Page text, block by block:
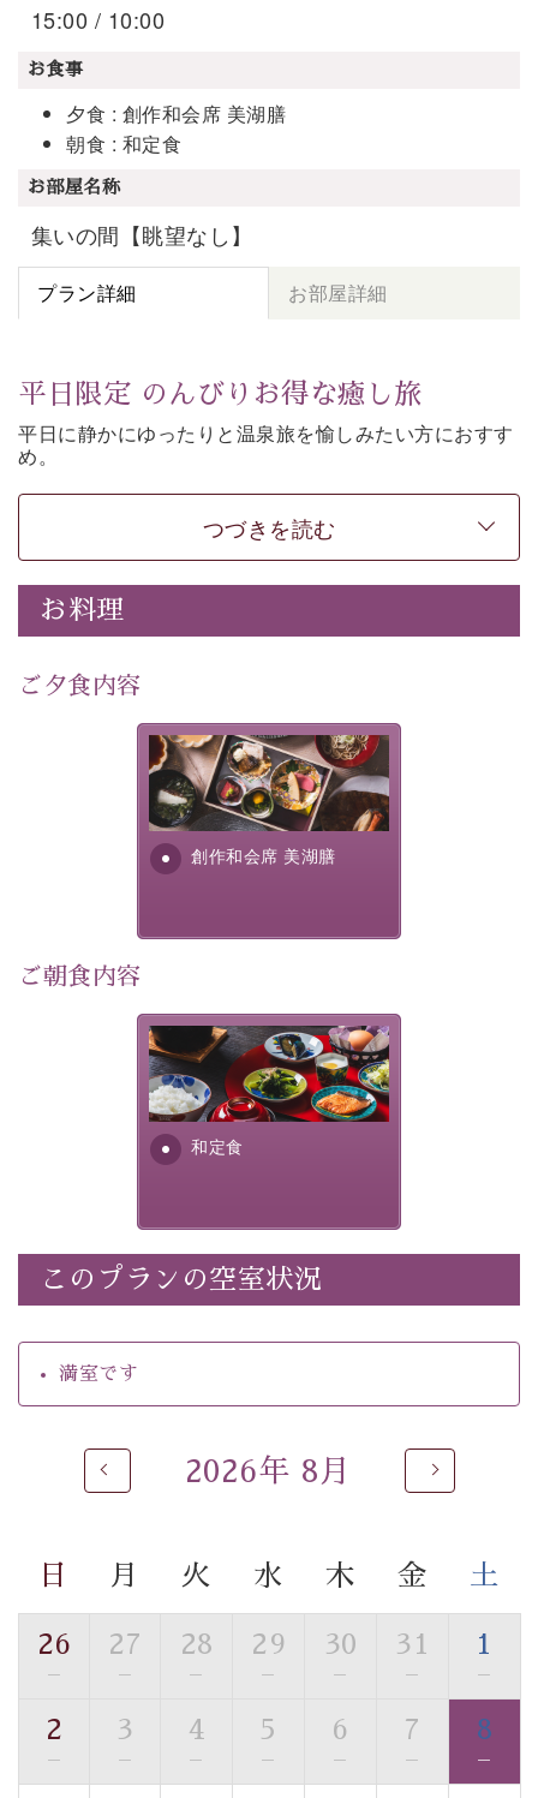
15:00 / 10:00
お食事
夕食 : 創作和会席 美湖膳
朝食 : 和定食
お部屋名称
集いの間【眺望なし】
プラン詳細 お部屋詳細
平日限定 のんびりお得な癒し旅
平日に静かにゆったりと温泉旅を愉しみたい方におすす
め。
い。
どなたでもお得にご予約できます。
-----------【安心への取り組み】----------
個室料亭、貸切風呂のご利用が可能な上、 安心安全にご
滞在いただけるよう
徹底した衛生管理を行っております。
---------------------------------------------
【公式限定価格】 通常料金よりお一人様1100円引き
・朝夕個室料亭で個室食
・館内着をご用意
・就寝用パジャマをご用意
・館内フリーWi-Fi
・チェックイン15時、チェックアウト10時
・朝食はこだわりの味噌汁をはじめとした和定食
自家源泉「美翠源泉」は酸化の進みが遅く新鮮で若返り
■お座敷風呂（大浴場）
温泉の成分に合わせ、防菌防カビの特殊素材の畳を使
※男性大浴場までのご移動には階段がございます。 予め
ご了承のほどお願いいたします。
■貸切温泉風呂 （40分2000円）
眺望はございませんが、源泉掛け流しの温泉の質を楽し
む貸切温泉風呂です。ゆったりといやされるプライベー
トな空間をお愉しみください。
つづきを読む
お料理
ご夕食内容
創作和会席 美湖膳
美湖膳とは諏訪の地で特別を
提供する為に料理長・神原 裕
明が考え出した創作和会席で
す。美しい諏訪湖の幸...
ご朝食内容
和定食
さっぱりとした和食膳に使わ
れる食材は、諏訪の名産品を
ふんだんに取り入れ、安心・
安全を心掛けた長野県産...
このプランの空室状況
満室です
2026年 8月
日 月 火 水 木 金 土
26
—
27
—
28
—
29
—
30
—
31
—
1
—
2
—
3
—
4
—
5
—
6
—
7
—
8
—